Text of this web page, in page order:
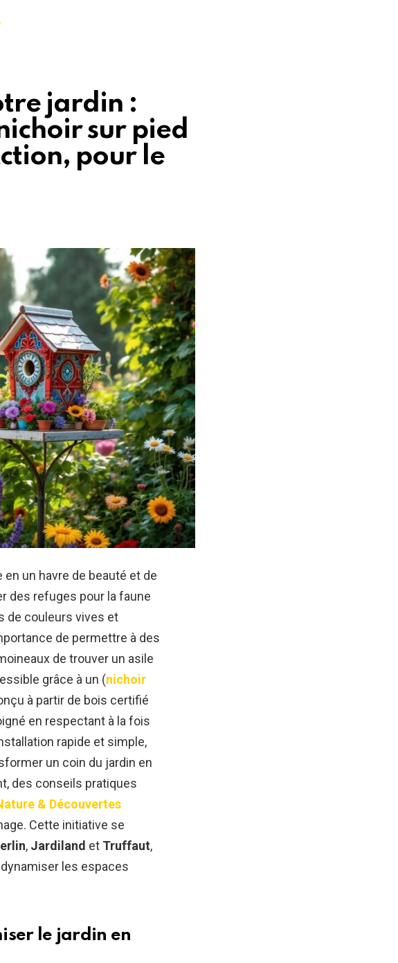
jardin :
sur pied
pour le
un havre de beauté et de
des refuges pour la faune
de couleurs vives et
de permettre à des
de trouver un asile
grâce à un (nichoir
à partir de bois certifié
en respectant à la fois
rapide et simple,
un coin du jardin en
des conseils pratiques
& Découvertes
Cette initiative se
, Jardiland et Truffaut,
les espaces
le jardin en